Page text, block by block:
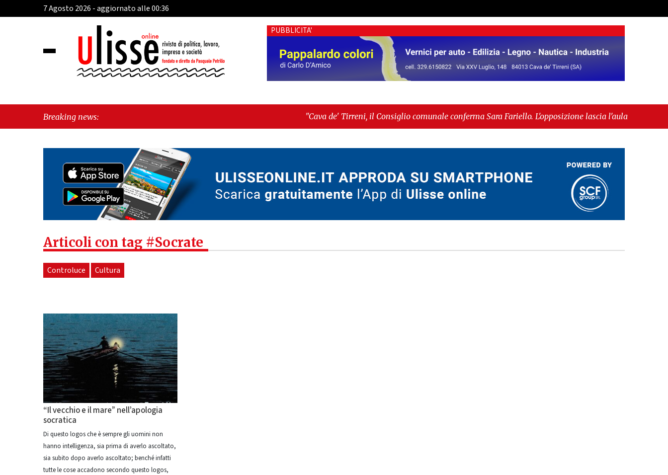
7 Agosto 2026 - aggiornato alle 00:36
PUBBLICITA'
Breaking news:
"Cava de' Tirreni, il Consiglio comunale conferma Sara Fariello. L'opposizione lascia l'aula al momento del
voto" -"Vietri sul Mare, giornata storica: la ceramica ammessa alla fase europea per l’IGP"
Articoli con tag #Socrate
Controluce Cultura
“Il vecchio e il mare” nell’apologia
socratica
Di questo logos che è sempre gli uomini non
hanno intelligenza, sia prima di averlo ascoltato,
sia subito dopo averlo ascoltato; benché infatti
tutte le cose accadono secondo questo logos,